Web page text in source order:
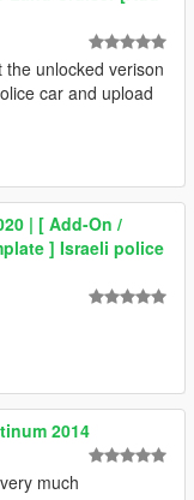
unlocked verison
car and upload
| [ Add-On /
] Israeli police
2014
much